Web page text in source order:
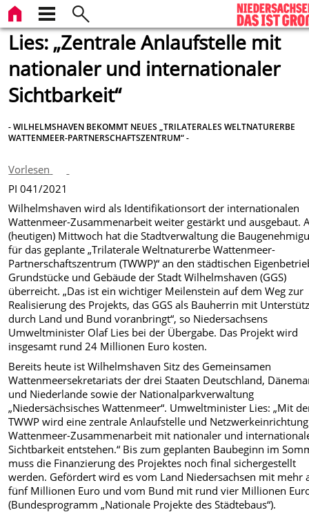
Lies: „Zentrale Anlaufstelle mit
nationaler und internationaler
Sichtbarkeit“
- WILHELMSHAVEN BEKOMMT NEUES „TRILATERALES WELTNATURERBE
WATTENMEER-PARTNERSCHAFTSZENTRUM“ -
Vorlesen
PI 041/2021
Wilhelmshaven wird als Identifikationsort der internationalen
Wattenmeer-Zusammenarbeit weiter gestärkt und ausgebaut.
(heutigen) Mittwoch hat die Stadtverwaltung die
für das geplante „Trilaterale Weltnaturerbe Wattenmeer-
Partnerschaftszentrum (TWWP)“ an den städtischen
Grundstücke und Gebäude der Stadt Wilhelmshaven (GGS)
überreicht. „Das ist ein wichtiger Meilenstein auf dem Weg zur
Realisierung des Projekts, das GGS als Bauherrin mit
durch Land und Bund voranbringt“, so Niedersachsens
Umweltminister Olaf Lies bei der Übergabe. Das Projekt wird
insgesamt rund 24 Millionen Euro kosten.
Bereits heute ist Wilhelmshaven Sitz des Gemeinsamen
Wattenmeersekretariats der drei Staaten Deutschland,
und Niederlande sowie der Nationalparkverwaltung
„Niedersächsisches Wattenmeer“. Umweltminister Lies: „Mit
TWWP wird eine zentrale Anlaufstelle und
Wattenmeer-Zusammenarbeit mit nationaler und
Sichtbarkeit entstehen.“ Bis zum geplanten Baubeginn im
muss die Finanzierung des Projektes noch final sichergestellt
werden. Gefördert wird es vom Land Niedersachsen mit mehr
fünf Millionen Euro und vom Bund mit rund vier Millionen
(Bundesprogramm „Nationale Projekte des Städtebaus“).